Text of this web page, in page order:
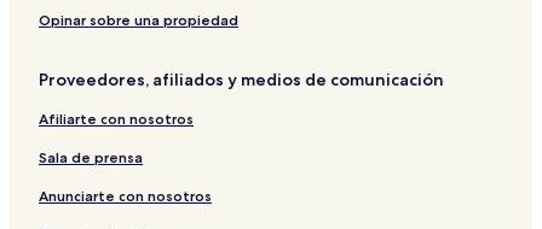
Casas de huéspedes en Oita
Hoteles en Nagano
Hoteles de ski en Nozawaonsen
Ryokans en Kawazu
Hoteles en Kitahiroshima
Opinar sobre una propiedad
Proveedores, afiliados y medios de comunicación
Afiliarte con nosotros
Sala de prensa
Anunciarte con nosotros